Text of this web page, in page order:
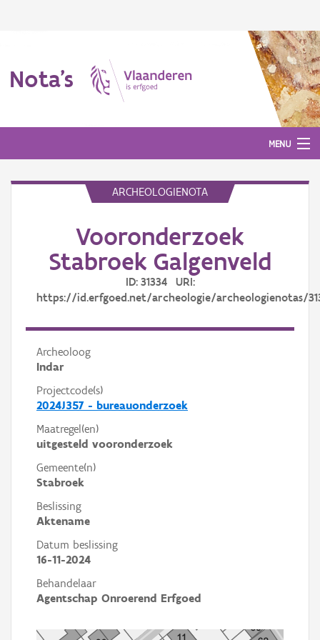
Nota's
MENU
ARCHEOLOGIENOTA
Vooronderzoek
Stabroek Galgenveld
ID: 31334 URI:
https://id.erfgoed.net/archeologie/archeologienotas/
Archeoloog
Indar
Projectcode(s)
2024J357 - bureauonderzoek
Maatregel(en)
uitgesteld vooronderzoek
Gemeente(n)
Stabroek
Beslissing
Aktename
Datum beslissing
16-11-2024
Behandelaar
Agentschap Onroerend Erfgoed